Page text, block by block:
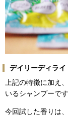
デイリーディラ
上記の特徴に加え
いるシャンプーです
今回試した香りは